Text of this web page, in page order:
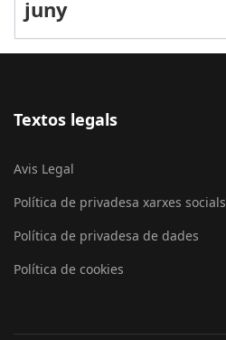
juny
Textos legals
Avis Legal
Política de privadesa xarxes socials
Política de privadesa de dades
Política de cookies